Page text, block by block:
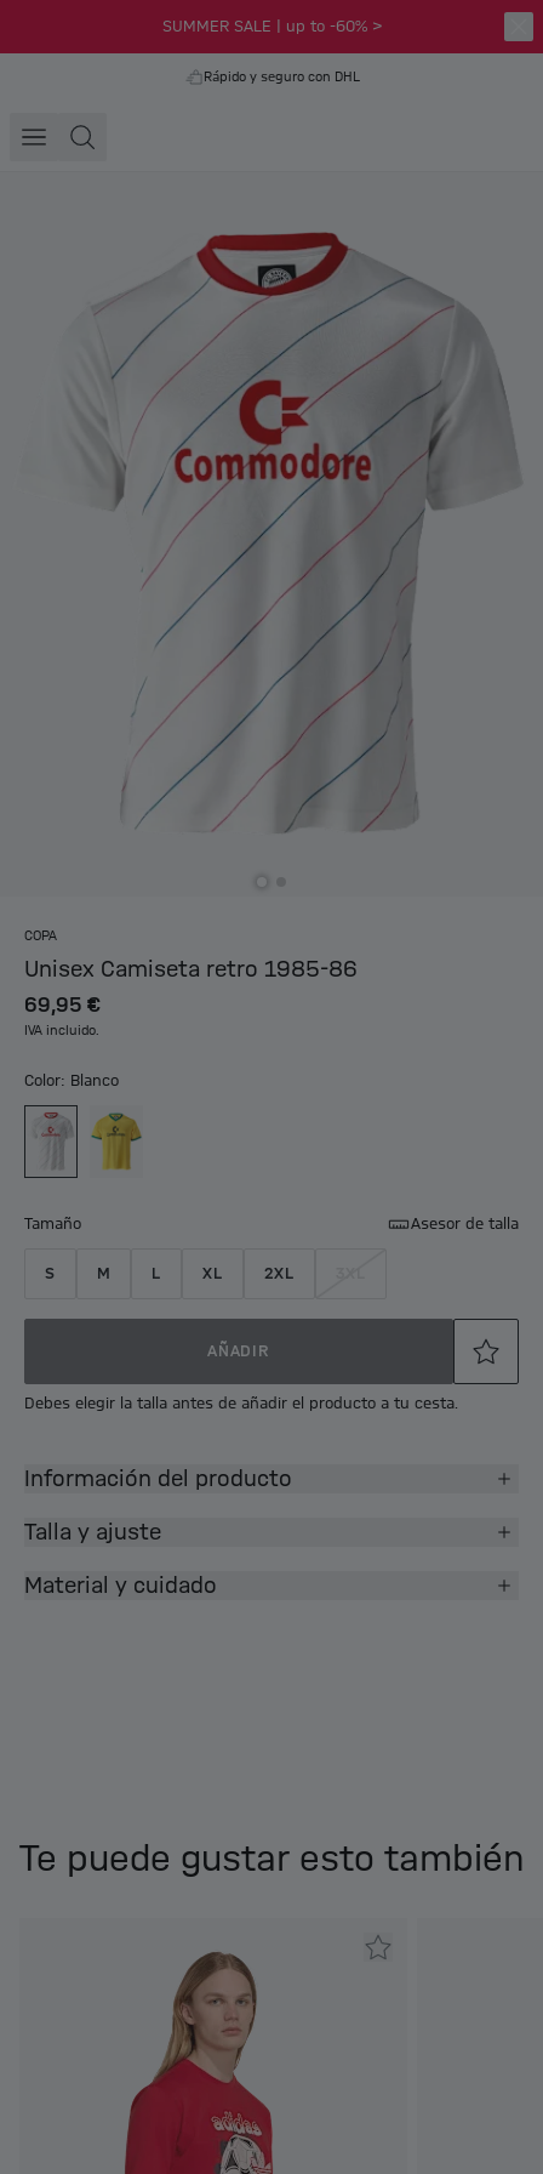
SUMMER SALE | up to -60% >
Rápido y seguro con DHL
COPA
Unisex Camiseta retro 1985-86
69,95 €
IVA incluido.
Color: Blanco
Tamaño Asesor de talla
S M L XL 2XL
AÑADIR
Debes elegir la talla antes de añadir el producto a tu cesta.
Información del producto
Talla y ajuste
Material y cuidado
Te puede gustar esto también